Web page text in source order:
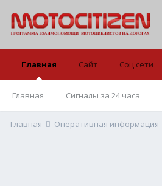
Главная
Главная Сигналы за 24 часа
Сайт Соц сети
Главная Оперативная информация